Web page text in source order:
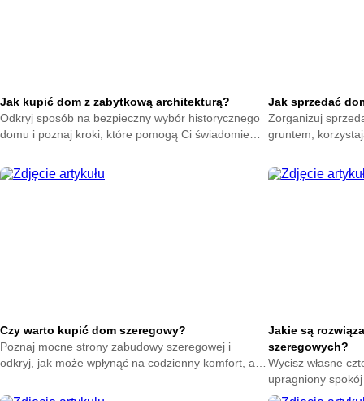
Jak kupić dom z zabytkową architekturą?
Odkryj sposób na bezpieczny wybór historycznego
domu i poznaj kroki, które pomogą Ci świadomie
przed zakupem.
Jak sprzedać
Zorganizuj
gruntem,
sprawnie
Czy warto kupić dom szeregowy?
Poznaj mocne strony zabudowy szeregowej i
odkryj, jak może wpłynąć na codzienny komfort, aby
dopasowaną do swoich potrzeb.
Jakie są
szeregowych?
Wycisz własne
upragniony
skuteczne ekrany